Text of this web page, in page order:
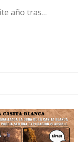
año tras…